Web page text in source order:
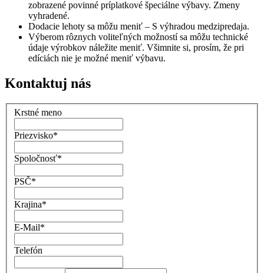
zobrazené povinné príplatkové špeciálne výbavy. Zmeny
vyhradené.
Dodacie lehoty sa môžu meniť – S výhradou medzipredaja.
Výberom rôznych voliteľných možností sa môžu technické
údaje výrobkov náležite meniť. Všimnite si, prosím, že pri
edíciách nie je možné meniť výbavu.
Kontaktuj nás
Krstné meno
Priezvisko*
Spoločnosť*
PSČ*
Krajina*
E-Mail*
Telefón